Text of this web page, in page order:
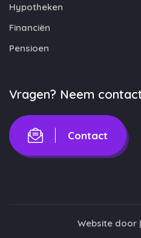
Hypotheken
Financiën
Pensioen
Vragen? Neem
Contact
Website door